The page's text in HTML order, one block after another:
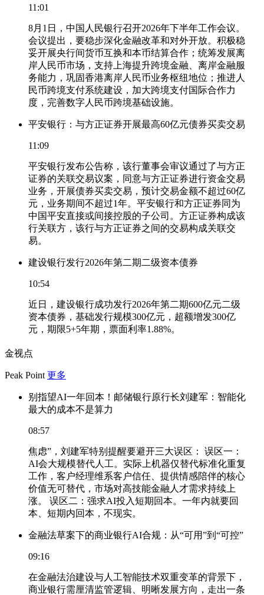
11:01
8月1日，中国人民银行召开2026年下半年工作会议。
会议提出，要稳步深化金融改革和对外开放。积极稳
妥开展央行间货币互换和本币结算合作；统筹发展离
岸人民币市场，支持上海提升跨境金融、离岸金融服
务能力，巩固香港离岸人民币业务枢纽地位；推进人
民币跨境支付系统建设，加大跨境支付国际合作力
度，完善数字人民币跨境基础设施。
平安银行：与方正证券开展最高60亿元债券买卖交易
11:09
平安银行发布公告称，该行董事会审议通过了与方正
证券的关联交易议案，同意与方正证券进行资金交易
业务，开展债券买卖交易，预计交易金额不超过60亿
元，业务期间不超过1年。平安银行和方正证券同为
中国平安直接或间接控股的子公司。方正证券构成该
行关联方，该行与方正证券之间的交易构成关联交
易。
建设银行发行2026年第二期二级资本债券
10:54
近日，建设银行成功发行2026年第二期600亿元二级
资本债券，基础发行规模300亿元，超额增发300亿
元，期限5+5年期，票面利率1.88%。
金视点
Peak Point 更多
别指望AI一年回本！邮储银行原行长刘建军：智能化
最大的成本不是算力
08:57
焦虑”，刘建军特别提醒要避开三大误区： 误区一：
AI会大规模替代人工。实际上机器仅替代标准化重复
工作，客户经理维系客户信任、提供情感陪伴的核心
价值无可替代，市场对高技能金融人才需求持续上
涨。 误区二：强求AI投入短期回本。一年内就要回
本、短期内回本，不现实。
金融法草案下的商业银行AI合规：从“可用”到“可控”
09:16
在金融法治建设与人工智能技术双重变革的背景下，
商业银行需厘清监管逻辑、明晰发展方向，走出一条